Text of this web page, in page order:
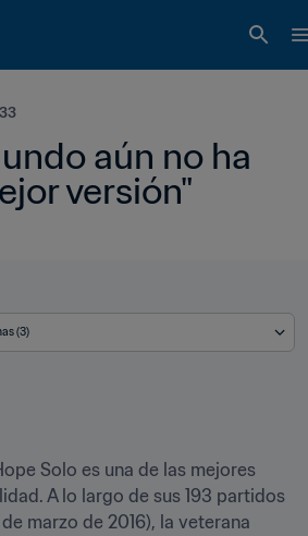
aún no ha
versión"
(3)
Solo es una de las mejores
A lo largo de sus 193 partidos
marzo de 2016), la veterana